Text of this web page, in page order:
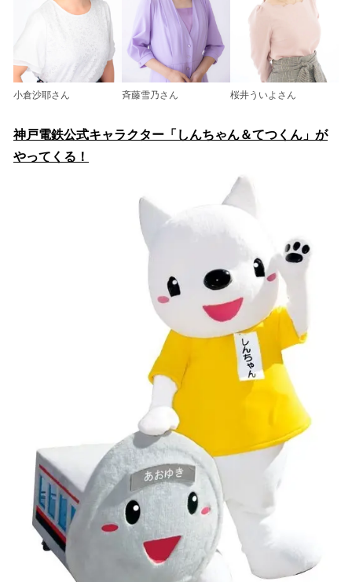
小倉沙耶さん 斉藤雪乃さん 桜井ういよさん
神戸電鉄公式キャラクター「しんちゃん＆てつくん」が
やってくる！